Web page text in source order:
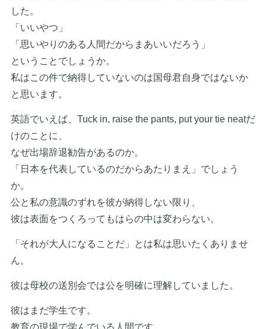
した。
「いいやつ」
「思いやりのある人間だからまあいいだろう」
ということでしょうか。
私はこの件で納得していないのは国母君自身ではないか
と思います。
英語でいえば、Tuck in, raise the pants, put your tie neatだ
けのことに、
なぜ出場辞退勧告があるのか。
「日本を代表しているのだからあたりまえ」でしょう
か。
公と私の意識のずれを彼が納得しない限り、
彼は表面をつくろってもはらの中は変わらない。
「それが大人になることだ」とは私は思いたくありませ
ん。
彼は母校の送別会では公を明確に理解していました。
彼はまだ学生です。
教育の現場で学んでいる人間です。